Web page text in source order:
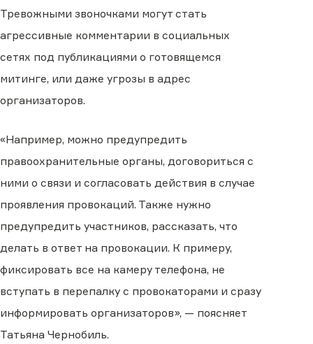
Тревожными звоночками могут стать
агрессивные комментарии в социальных
сетях под публикациями о готовящемся
митинге, или даже угрозы в адрес
организаторов.
«Например, можно предупредить
правоохранительные органы, договориться с
ними о связи и согласовать действия в случае
проявления провокаций. Также нужно
предупредить участников, рассказать, что
делать в ответ на провокации. К примеру,
фиксировать все на камеру телефона, не
вступать в перепалку с провокаторами и сразу
информировать организаторов», — поясняет
Татьяна Чернобиль.